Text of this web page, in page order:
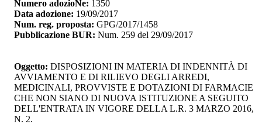
Numero adozioNe: 1350
Data adozione: 19/09/2017
Num. reg. proposta: GPG/2017/1458
Pubblicazione BUR: Num. 259 del 29/09/2017
Oggetto: DISPOSIZIONI IN MATERIA DI INDENNITÀ DI
AVVIAMENTO E DI RILIEVO DEGLI ARREDI,
MEDICINALI, PROVVISTE E DOTAZIONI DI FARMACIE
CHE NON SIANO DI NUOVA ISTITUZIONE A SEGUITO
DELL'ENTRATA IN VIGORE DELLA L.R. 3 MARZO 2016,
N. 2.